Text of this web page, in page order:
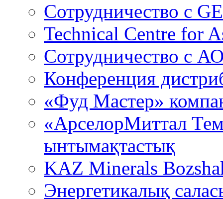
Сотрудничество c
Technical Centre for
Сотрудничество с
Конференция
«Фуд Мастер»
«АрселорМиттал
ынтымақтастық
KAZ Minerals
Энергетикалық